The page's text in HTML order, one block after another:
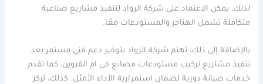
لذلك، يمكن الاعتماد على شركة الرواد لتنفيذ مشاريع صناعية
متكاملة تشمل الهناجر والمستودعات معًا.
بالإضافة إلى ذلك، تهتم شركة الرواد بتوفير دعم فني مستمر بعد
تنفيذ مشاريع تركيب مستودعات مصانع في ام القيوين، كما تقدم
خدمات صيانة دورية لضمان استمرارية الأداء الأمثل. كذلك، تركز